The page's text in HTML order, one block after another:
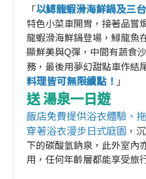
「以鱘龍蝦滑海鮮鍋及三
特色小菜車開胃，接著品嘗
龍蝦滑海鮮鍋登場，鱘龍魚
顯鮮美與Q彈，中間有蔬食
務，最後用夢幻甜點車作結
料理皆可無限續點！ 」
送 湯泉一日遊
飯店免費提供浴衣體驗、
穿著浴衣漫步日式庭園 ，
下的碳酸氫鈉泉，此外室內
用，任何年齡層都能享受旅